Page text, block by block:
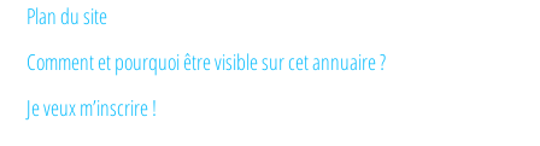
Plan du site
Comment et pourquoi être visible sur cet annuaire ?
Je veux m’inscrire !